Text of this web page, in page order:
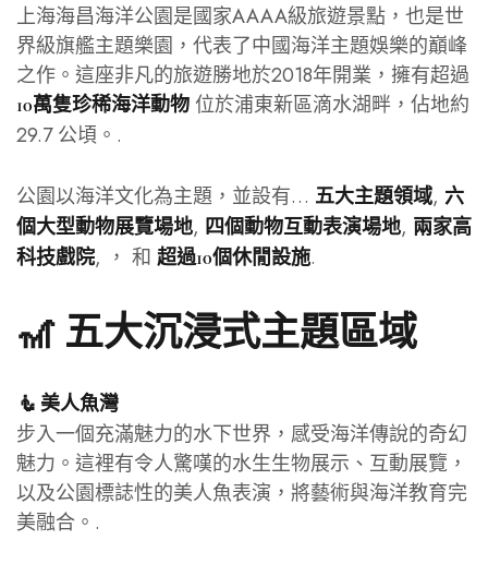
上海海昌海洋公園是國家AAAA級旅遊景點，也是世
界級旗艦主題樂園，代表了中國海洋主題娛樂的巔峰
之作。這座非凡的旅遊勝地於2018年開業，擁有超過
10萬隻珍稀海洋動物 位於浦東新區滴水湖畔，佔地約
29.7 公頃。.
公園以海洋文化為主題，並設有… 五大主題領域, 六
個大型動物展覽場地, 四個動物互動表演場地, 兩家高
科技戲院, ， 和 超過10個休閒設施.
🎢 五大沉浸式主題區域
🧜 美人魚灣
步入一個充滿魅力的水下世界，感受海洋傳說的奇幻
魅力。這裡有令人驚嘆的水生生物展示、互動展覽，
以及公園標誌性的美人魚表演，將藝術與海洋教育完
美融合。.